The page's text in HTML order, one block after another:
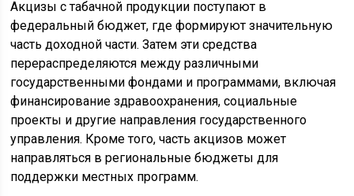
Акцизы с табачной продукции поступают в
федеральный бюджет, где формируют значительную
часть доходной части. Затем эти средства
перераспределяются между различными
государственными фондами и программами, включая
финансирование здравоохранения, социальные
проекты и другие направления государственного
управления. Кроме того, часть акцизов может
направляться в региональные бюджеты для
поддержки местных программ.